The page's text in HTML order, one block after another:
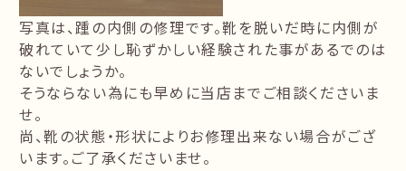
写真は、踵の内側の修理です。靴を脱いだ時に内側が
破れていて少し恥ずかしい経験された事があるでのは
ないでしょうか。
そうならない為にも早めに当店までご相談くださいま
せ。
尚、靴の状態・形状によりお修理出来ない場合がござ
います。ご了承くださいませ。